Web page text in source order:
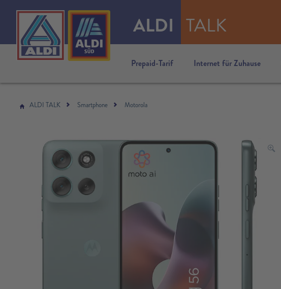
ALDI TALK
Prepaid-Tarif Internet für Zuhause
ALDI TALK Smartphone Motorola